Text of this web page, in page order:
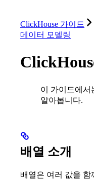
ClickHouse 가이드
데이터 모델링
이 가이드에서
알아봅니다.
배열 소개
배열은 여러 값을 함